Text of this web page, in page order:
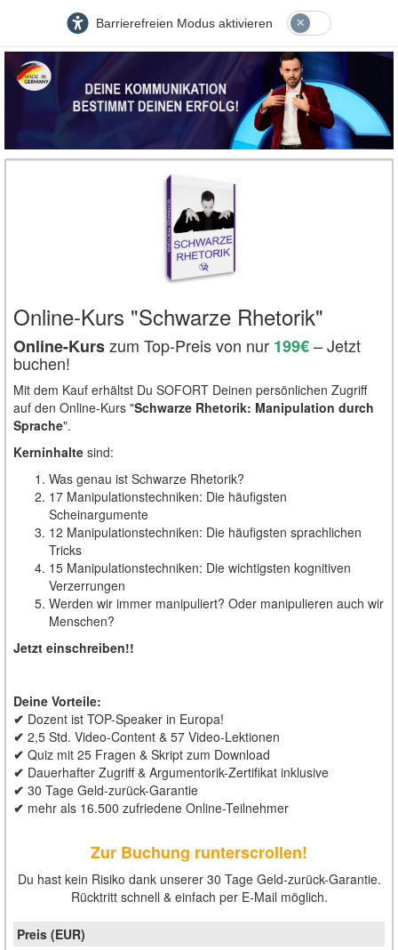
Barrierefreien Modus aktivieren
Online-Kurs "Schwarze Rhetorik"
Online-Kurszum Top-Preis von nur 199€– Jetzt
buchen!
Mit dem Kauf erhältst Du SOFORT Deinen persönlichen Zugriff
auf den Online-Kurs "Schwarze Rhetorik: Manipulation durch
Sprache".
Kerninhalte sind:
Was genau ist Schwarze Rhetorik?
17 Manipulationstechniken: Die häufigsten
Scheinargumente
12 Manipulationstechniken: Die häufigsten sprachlichen
Tricks
15 Manipulationstechniken: Die wichtigsten kognitiven
Verzerrungen
Werden wir immer manipuliert? Oder manipulieren auch wir
Menschen?
Jetzt einschreiben!!
Deine Vorteile:
✔ Dozent ist TOP-Speaker in Europa!
✔ 2,5 Std. Video-Content & 57 Video-Lektionen
✔ Quiz mit 25 Fragen & Skript zum Download
✔ Dauerhafter Zugriff & Argumentorik-Zertifikat inklusive
✔ 30 Tage Geld-zurück-Garantie
✔ mehr als 16.500 zufriedene Online-Teilnehmer
Zur Buchung runterscrollen!
Du hast kein Risiko dank unserer 30 Tage Geld-zurück-Garantie.
Rücktritt schnell & einfach per E-Mail möglich.